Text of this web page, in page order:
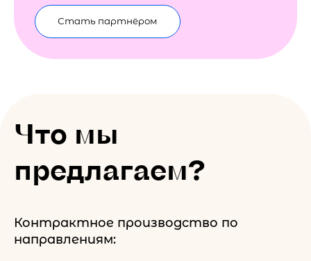
Стать партнёром
Что мы
предлагаем?
Контрактное производство по
направлениям: